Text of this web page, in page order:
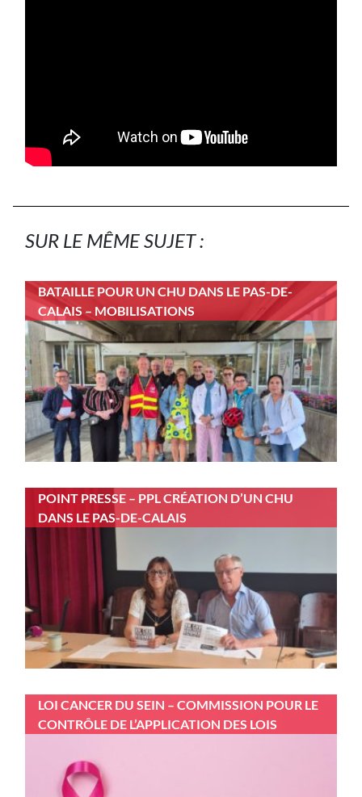
SUR LE MÊME SUJET :
BATAILLE POUR UN CHU DANS LE PAS-DE-
CALAIS – MOBILISATIONS
POINT PRESSE – PPL CRÉATION D’UN CHU
DANS LE PAS-DE-CALAIS
LOI CANCER DU SEIN – COMMISSION POUR LE
CONTRÔLE DE L’APPLICATION DES LOIS